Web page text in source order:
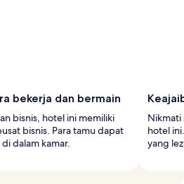
bekerja dan bermain
bisnis, hotel ini memiliki
bisnis. Para tamu dapat
dalam kamar.
Nikmati
hotel
yang